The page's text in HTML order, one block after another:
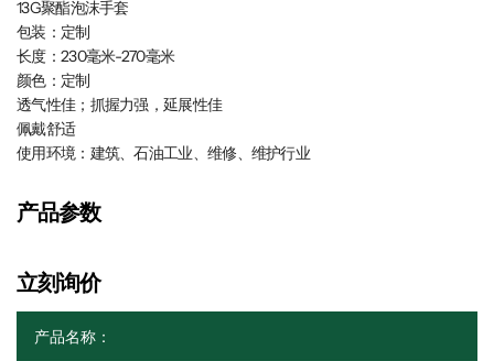
13G聚酯泡沫手套
包装：定制
长度：230毫米-270毫米
颜色：定制
透气性佳；抓握力强，延展性佳
佩戴舒适
使用环境：建筑、石油工业、维修、维护行业
产品参数
立刻询价